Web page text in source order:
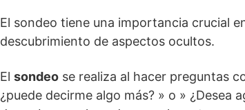
El sondeo tiene una importancia crucial
descubrimiento de aspectos ocultos.
El sondeo se realiza al hacer preguntas
¿puede decirme algo más? » o » ¿Desea